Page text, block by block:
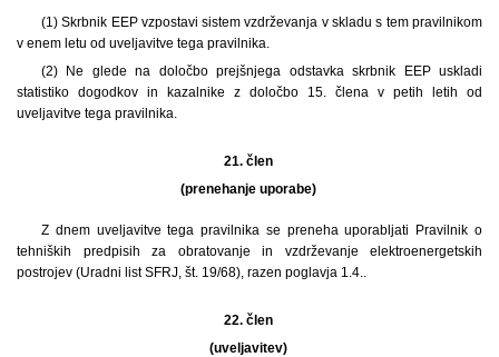
(1) Skrbnik EEP vzpostavi sistem vzdrževanja v skladu s tem pravilnikom
v enem letu od uveljavitve tega pravilnika.
(2) Ne glede na določbo prejšnjega odstavka skrbnik EEP uskladi
statistiko dogodkov in kazalnike z določbo 15. člena v petih letih od
uveljavitve tega pravilnika.
21. člen
(prenehanje uporabe)
Z dnem uveljavitve tega pravilnika se preneha uporabljati Pravilnik o
tehniških predpisih za obratovanje in vzdrževanje elektroenergetskih
postrojev (Uradni list SFRJ, št. 19/68), razen poglavja 1.4..
22. člen
(uveljavitev)